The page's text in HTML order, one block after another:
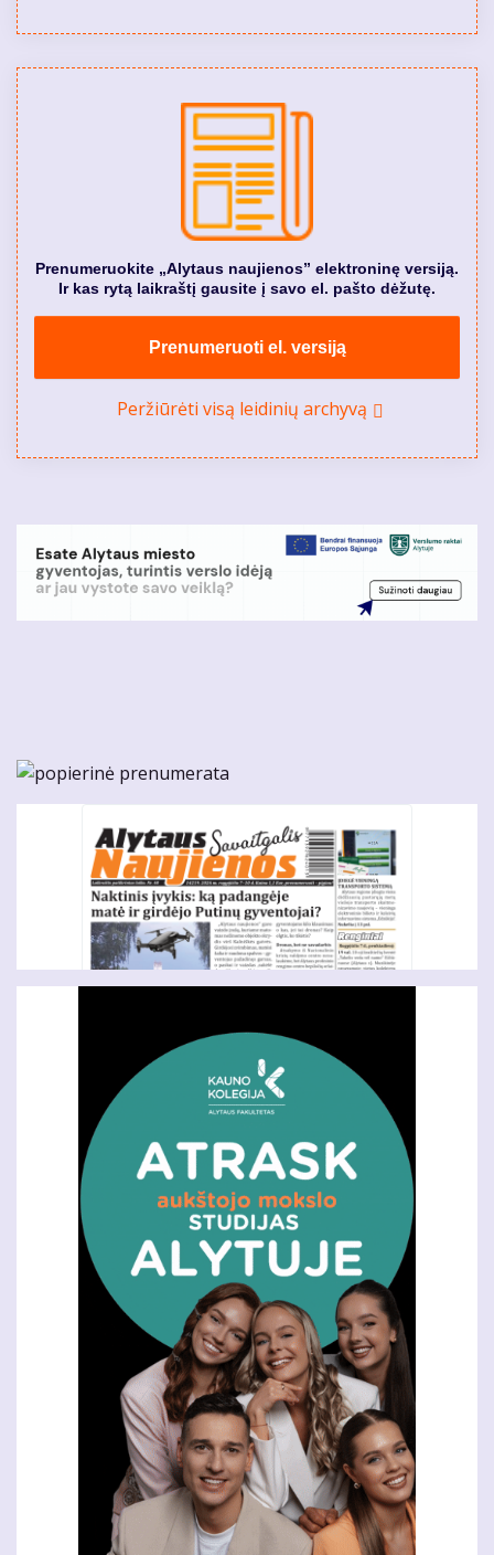
Prenumeruokite „Alytaus naujienos” elektroninę versiją.
Ir kas rytą laikraštį gausite į savo el. pašto dėžutę.
Prenumeruoti el. versiją
Peržiūrėti visą leidinių archyvą